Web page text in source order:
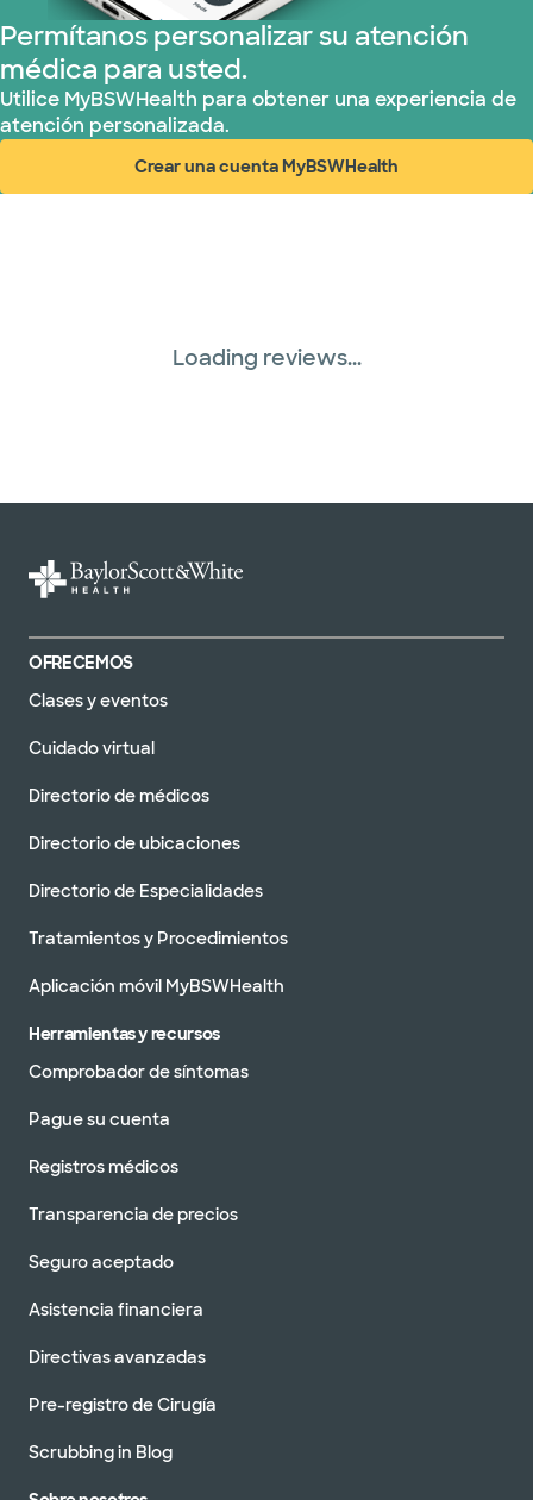
Permítanos personalizar su atención
médica para usted.
Utilice MyBSWHealth para obtener una experiencia de
atención personalizada.
Crear una cuenta MyBSWHealth
(abre en ventana nueva)
Loading reviews...
OFRECEMOS
Clases y eventos
Cuidado virtual
Directorio de médicos
Directorio de ubicaciones
Directorio de Especialidades
Tratamientos y Procedimientos
Aplicación móvil MyBSWHealth
Herramientas y recursos
Comprobador de síntomas
Pague su cuenta
Registros médicos
Transparencia de precios
Seguro aceptado
Asistencia financiera
Directivas avanzadas
Pre-registro de Cirugía
Scrubbing in Blog